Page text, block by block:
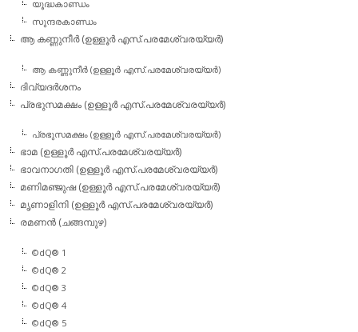
യൂദ്ധകാണ്ഡം
സുന്ദരകാണ്ഡം
ആ കണ്ണുനീര്‍ (ഉള്ളൂര്‍ എസ്.പരമേശ്വരയ്യര്‍)
ആ കണ്ണുനീര്‍ (ഉള്ളൂര്‍ എസ്.പരമേശ്വരയ്യര്‍)
ദിവ്യദര്‍ശനം
പ്രഭുസമക്ഷം (ഉള്ളൂര്‍ എസ്.പരമേശ്വരയ്യര്‍)
പ്രഭുസമക്ഷം (ഉള്ളൂര്‍ എസ്.പരമേശ്വരയ്യര്‍)
ഭാമ (ഉള്ളൂര്‍ എസ്.പരമേശ്വരയ്യര്‍)
ഭാവനാഗതി (ഉള്ളൂര്‍ എസ്.പരമേശ്വരയ്യര്‍)
മണിമഞ്ജുഷ (ഉള്ളൂര്‍ എസ്.പരമേശ്വരയ്യര്‍)
മൃണാളിനി (ഉള്ളൂര്‍ എസ്.പരമേശ്വരയ്യര്‍)
രമണന്‍ (ചങ്ങമ്പുഴ)
©dQ® 1
©dQ® 2
©dQ® 3
©dQ® 4
©dQ® 5